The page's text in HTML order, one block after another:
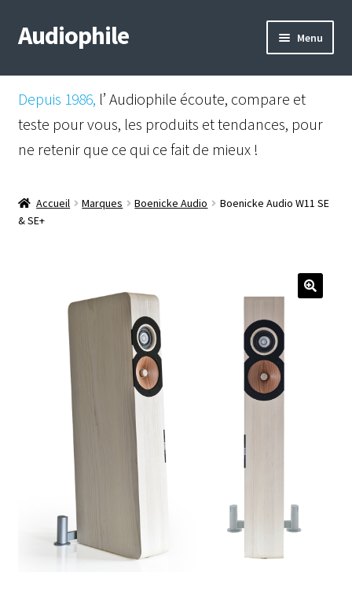
Aller
à
Aller
au
Audiophile Menu
Mail
Shop
Instagram
Facebook
Depuis 1986, l’ Audiophile écoute, compare et
teste pour vous, les produits et tendances, pour
ne retenir que ce qui ce fait de mieux !
Accueil Marques Boenicke Audio
Boenicke Audio W11 SE
& SE+